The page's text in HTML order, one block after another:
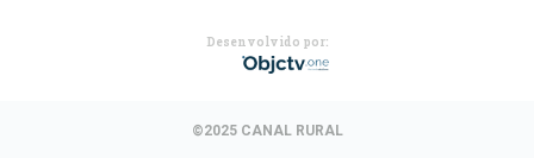
Desenvolvido por:
©2025 CANAL RURAL